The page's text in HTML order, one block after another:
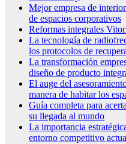
Mejor empresa de
de espacios corporativos
Reformas integrales
La tecnología de
los protocolos de
La transformación
diseño de producto
El auge del
manera de habitar los
Guía completa para
su llegada al mundo
La importancia
entorno competitivo